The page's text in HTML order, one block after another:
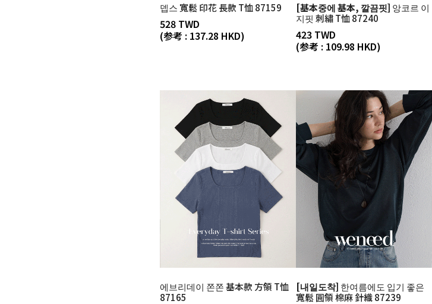
뎁스 寬鬆 印花 長款 T恤 87159
528 TWD
(参考 : 137.28 HKD)
[基本중에 基本, 깔끔핏] 앙코르 이
지핏 刺繡 T恤 87240
423 TWD
(参考 : 109.98 HKD)
에브리데이 쫀쫀 基本款 方領 T恤
87165
[내일도착] 한여름에도 입기 좋은
寬鬆 圓領 棉麻 針織 87239